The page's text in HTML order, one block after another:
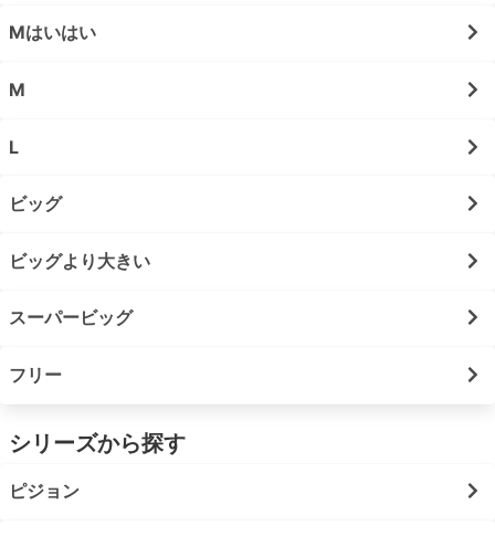
Mはいはい
M
L
ビッグ
ビッグより大きい
スーパービッグ
フリー
シリーズから探す
ピジョン